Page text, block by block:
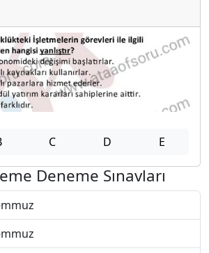
C D E
Deneme Sınavları